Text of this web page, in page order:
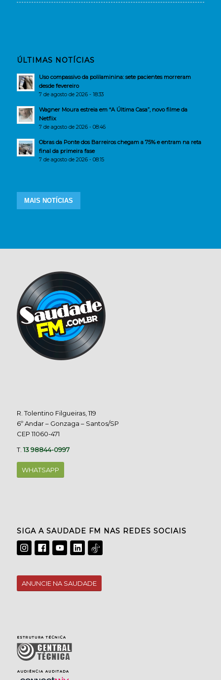
ÚLTIMAS NOTÍCIAS
Uso compassivo da polilaminina: sete pacientes morreram
desde fevereiro
7 de agosto de 2026 - 18:33
Wagner Moura estreia em “A Última Casa”, novo filme da
Netflix
7 de agosto de 2026 - 08:46
Obras da Ponte dos Barreiros chegam a 75% e entram na reta
final da primeira fase
7 de agosto de 2026 - 08:15
MAIS NOTÍCIAS
R. Tolentino Filgueiras, 119
6º Andar – Gonzaga – Santos/SP
CEP 11060-471
T.13 98844-0997
WHATSAPP
SIGA A SAUDADE FM NAS REDES SOCIAIS
ANUNCIE NA SAUDADE